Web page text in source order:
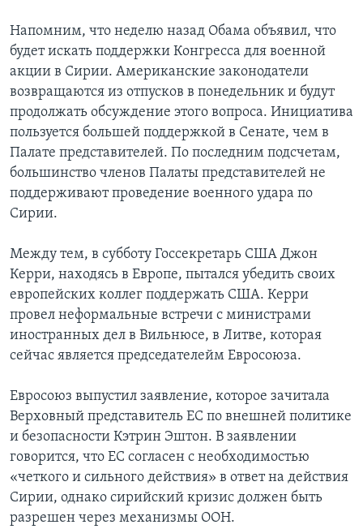
Напомним, что неделю назад Обама объявил, что
будет искать поддержки Конгресса для военной
акции в Сирии. Американские законодатели
возвращаются из отпусков в понедельник и будут
продолжать обсуждение этого вопроса. Инициатива
пользуется большей поддержкой в Сенате, чем в
Палате представителей. По последним подсчетам,
большинство членов Палаты представителей не
поддерживают проведение военного удара по
Сирии.
Между тем, в субботу Госсекретарь США Джон
Керри, находясь в Европе, пытался убедить своих
европейских коллег поддержать США. Керри
провел неформальные встречи с министрами
иностранных дел в Вильнюсе, в Литве, которая
сейчас является председателейм Евросоюза.
Евросоюз выпустил заявление, которое зачитала
Верховный представитель ЕС по внешней политике
и безопасности Кэтрин Эштон. В заявлении
говорится, что ЕС согласен с необходимостью
«четкого и сильного действия» в ответ на действия
Сирии, однако сирийский кризис должен быть
разрешен через механизмы ООН.